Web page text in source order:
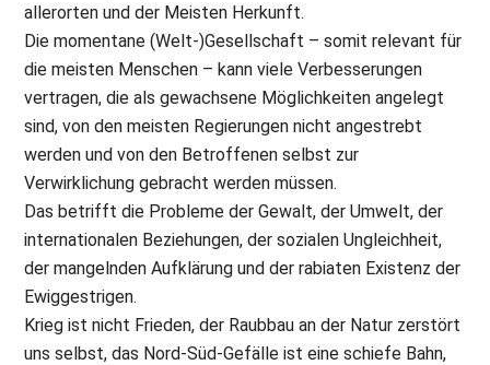
allerorten und der Meisten Herkunft.
Die momentane (Welt-)Gesellschaft – somit relevant für
die meisten Menschen – kann viele Verbesserungen
vertragen, die als gewachsene Möglichkeiten angelegt
sind, von den meisten Regierungen nicht angestrebt
werden und von den Betroffenen selbst zur
Verwirklichung gebracht werden müssen.
Das betrifft die Probleme der Gewalt, der Umwelt, der
internationalen Beziehungen, der sozialen Ungleichheit,
der mangelnden Aufklärung und der rabiaten Existenz der
Ewiggestrigen.
Krieg ist nicht Frieden, der Raubbau an der Natur zerstört
uns selbst, das Nord-Süd-Gefälle ist eine schiefe Bahn,